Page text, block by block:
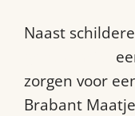
Naast
zorgen voor
Brabant